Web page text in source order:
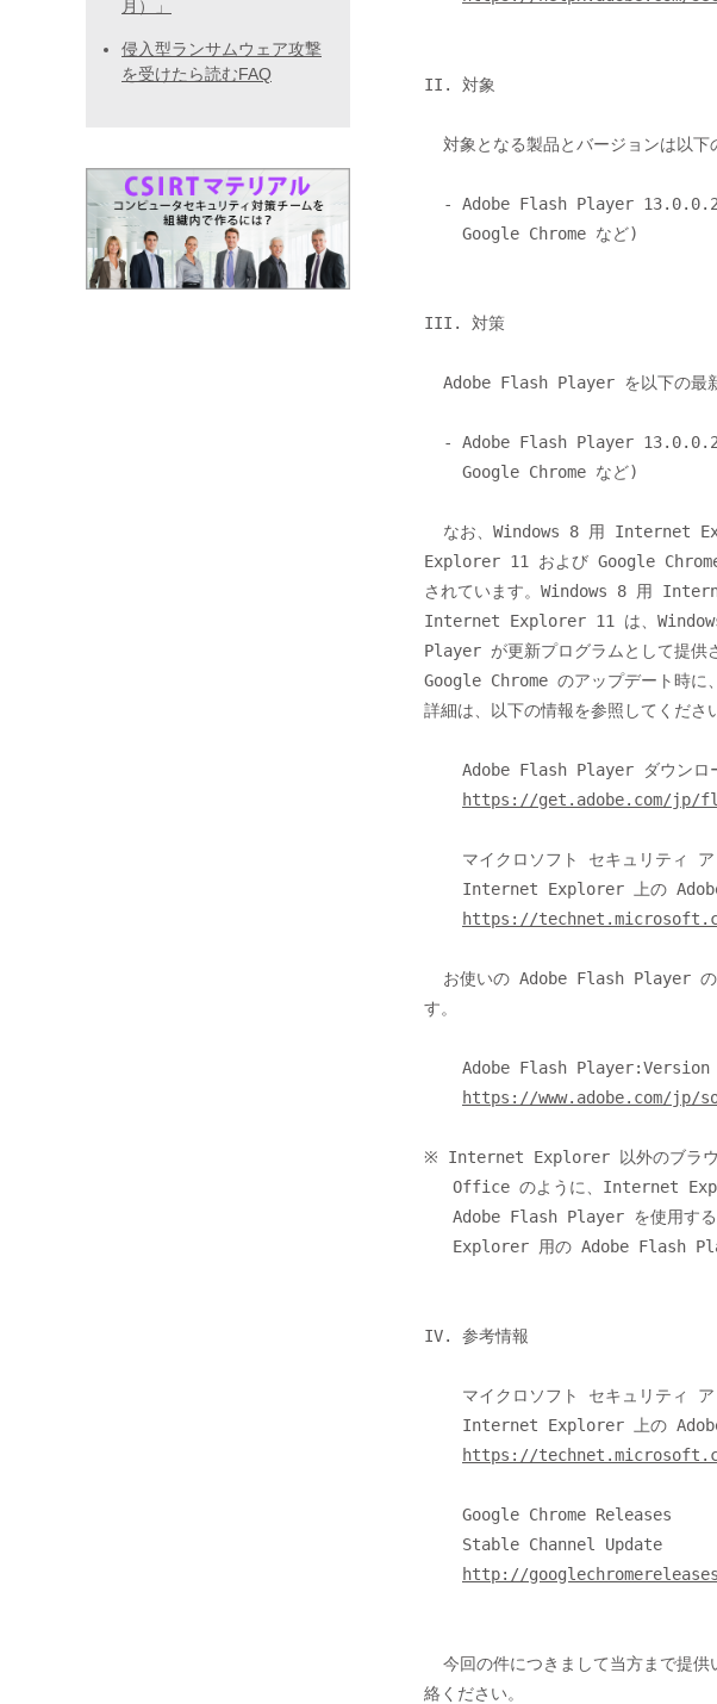
II. 対象
III. 対策
Explorer 11 および Google
されています。Windows 8 用
Internet Explorer 11 は、
Player が更新プログラムとして提供
Google Chrome のアップデート時
詳細は、以下の情報を参照してくださ
https://get.adobe.com/jp/
https://
す。
https://www.adobe.com/jp/
※ Internet Explorer 以外のブラウ
IV. 参考情報
https://
http://
絡ください。
月）」
侵入型ランサムウェア攻撃
を受けたら読むFAQ